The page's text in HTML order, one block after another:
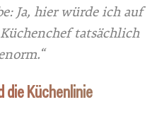
Ja, hier würde ich auf
tatsächlich
die Küchenlinie